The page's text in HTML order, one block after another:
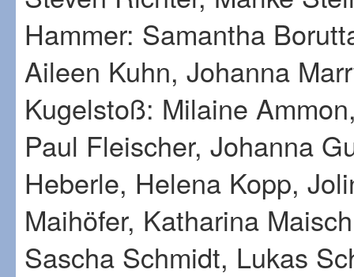
Hammer: Samantha
Aileen Kuhn, Johanna
Kugelstoß: Milaine
Paul Fleischer, Johanna
Heberle, Helena Kopp,
Maihöfer, Katharina
Sascha Schmidt, Lukas